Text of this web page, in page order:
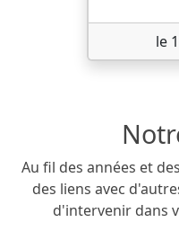
le
Au fil des années et
des liens avec
d'intervenir dans